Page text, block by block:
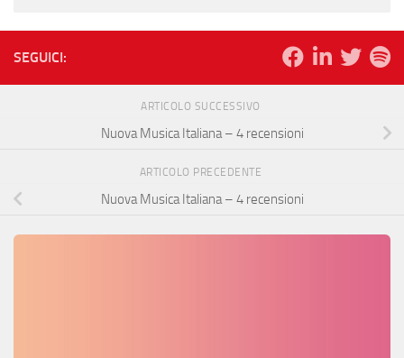
SEGUICI:
ARTICOLO SUCCESSIVO
Nuova Musica Italiana – 4 recensioni
ARTICOLO PRECEDENTE
Nuova Musica Italiana – 4 recensioni